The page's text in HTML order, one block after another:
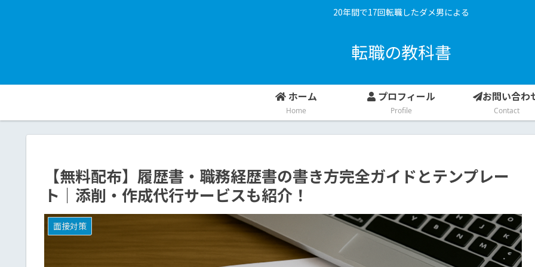
20年間で17回転職したダメ男による
転職の教科書
ホーム
Home
プロフィール
Profile
お問い合わ
Contact
【無料配布】履歴書・職務経歴書の書き方完全ガイドとテンプレー
ト｜添削・作成代行サービスも紹介！
面接対策